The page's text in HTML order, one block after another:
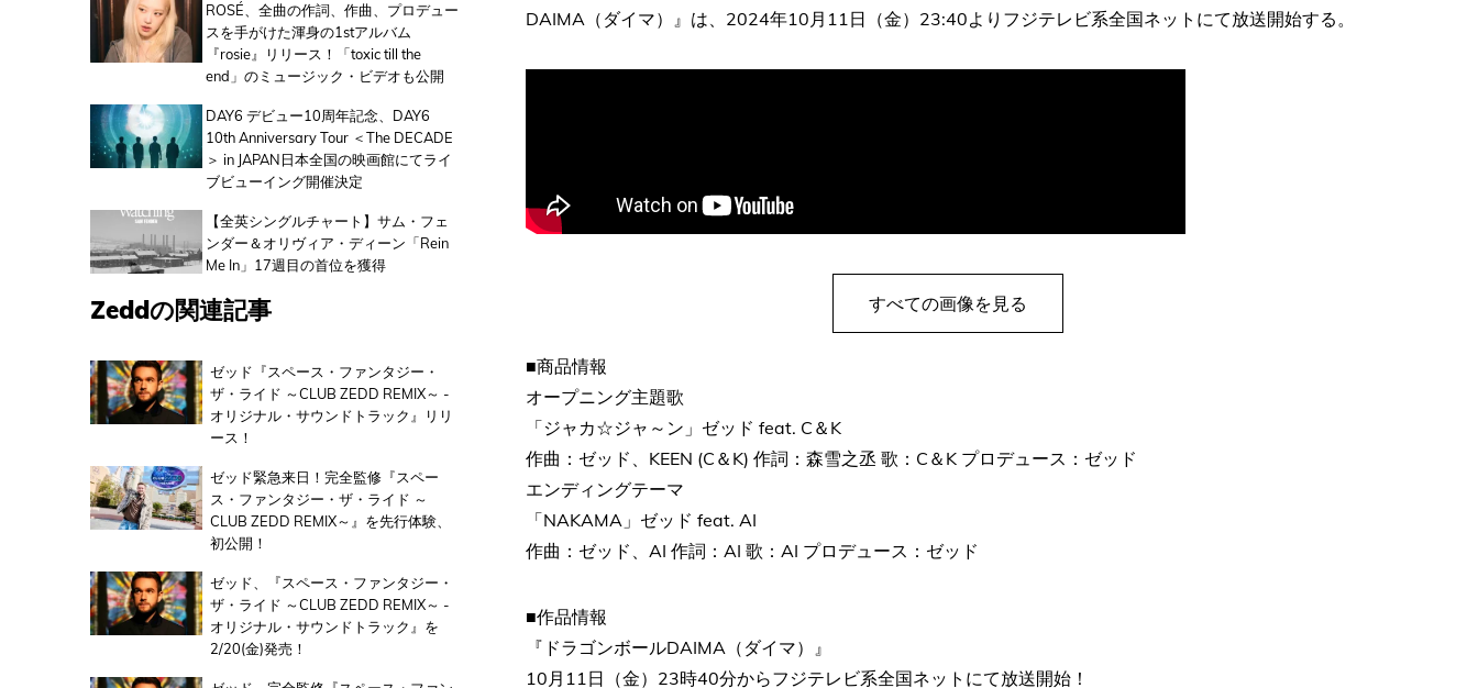
DAIMA（ダイマ）』は、2024年10月11日（金）23:40よりフジテレビ系全国ネットにて放送開始する。
すべての画像を見る
■商品情報
オープニング主題歌
「ジャカ☆ジャ～ン」ゼッド feat. C＆K
作曲：ゼッド、KEEN (C＆K) 作詞：森雪之丞 歌：C＆K プロデュース：ゼッド
エンディングテーマ
「NAKAMA」ゼッド feat. AI
作曲：ゼッド、AI 作詞：AI 歌：AI プロデュース：ゼッド
■作品情報
『ドラゴンボールDAIMA（ダイマ）』
10月11日（金）23時40分からフジテレビ系全国ネットにて放送開始！
ROSÉ、全曲の作詞、作曲、プロデュー
スを手がけた渾身の1stアルバム
『rosie』リリース！「toxic till the
end」のミュージック・ビデオも公開
DAY6 デビュー10周年記念、DAY6
10th Anniversary Tour ＜The DECADE
＞ in JAPAN日本全国の映画館にてライ
ブビューイング開催決定
【全英シングルチャート】サム・フェ
ンダー＆オリヴィア・ディーン「Rein
Me In」17週目の首位を獲得
Zeddの関連記事
ゼッド『スペース・ファンタジー・
ザ・ライド ～CLUB ZEDD REMIX～ -
オリジナル・サウンドトラック』リリ
ース！
ゼッド緊急来日！完全監修『スペー
ス・ファンタジー・ザ・ライド ～
CLUB ZEDD REMIX～』を先行体験、
初公開！
ゼッド、『スペース・ファンタジー・
ザ・ライド ～CLUB ZEDD REMIX～ -
オリジナル・サウンドトラック』を
2/20(金)発売！